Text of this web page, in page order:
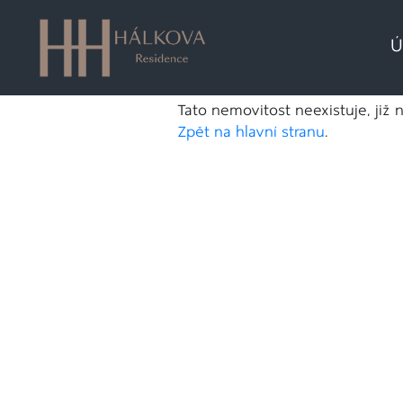
Tato nemovitost neexistuje, již
Zpět na hlavní stranu.